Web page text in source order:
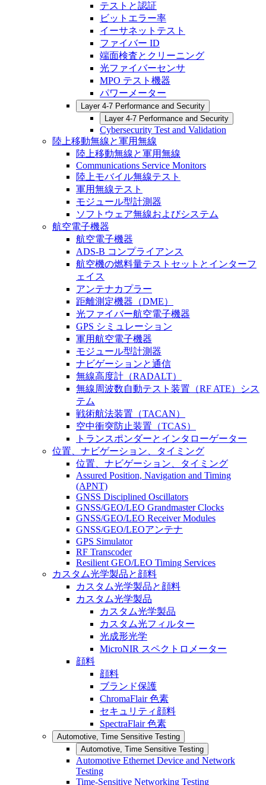
テストと認証
ビットエラー率
イーサネットテスト
ファイバー ID
端面検査とクリーニング
光ファイバーセンサ
MPO テスト機器
パワーメーター
Layer 4-7 Performance and Security
Layer 4-7 Performance and Security
Cybersecurity Test and Validation
陸上移動無線と軍用無線
陸上移動無線と軍用無線
Communications Service Monitors
陸上モバイル無線テスト
軍用無線テスト
モジュール型計測器
ソフトウェア無線およびシステム
航空電子機器
航空電子機器
ADS-B コンプライアンス
航空機の燃料量テストセットとインターフ
ェイス
アンテナカプラー
距離測定機器（DME）
光ファイバー航空電子機器
GPS シミュレーション
軍用航空電子機器
モジュール型計測器
ナビゲーションと通信
無線高度計（RADALT）
無線周波数自動テスト装置（RF ATE）シス
テム
戦術航法装置（TACAN）
空中衝突防止装置（TCAS）
トランスポンダーとインタローゲーター
位置、ナビゲーション、タイミング
位置、ナビゲーション、タイミング
Assured Position, Navigation and Timing
(APNT)
GNSS Disciplined Oscillators
GNSS/GEO/LEO Grandmaster Clocks
GNSS/GEO/LEO Receiver Modules
GNSS/GEO/LEOアンテナ
GPS Simulator
RF Transcoder
Resilient GEO/LEO Timing Services
カスタム光学製品と顔料
カスタム光学製品と顔料
カスタム光学製品
カスタム光学製品
カスタム光フィルター
光成形光学
MicroNIR スペクトロメーター
顔料
顔料
ブランド保護
ChromaFlair 色素
セキュリティ顔料
SpectraFlair 色素
Automotive, Time Sensitive Testing
Automotive, Time Sensitive Testing
Automotive Ethernet Device and Network
Testing
Time-Sensitive Networking Testing